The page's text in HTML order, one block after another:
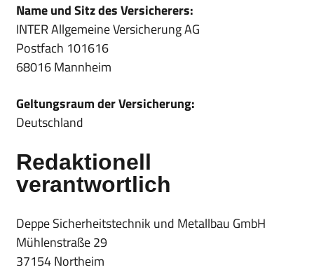
Name und Sitz des Versicherers:
INTER Allgemeine Versicherung AG
Postfach 101616
68016 Mannheim
Geltungsraum der Versicherung:
Deutschland
Redaktionell
verantwortlich
Deppe Sicherheitstechnik und Metallbau GmbH
Mühlenstraße 29
37154 Northeim